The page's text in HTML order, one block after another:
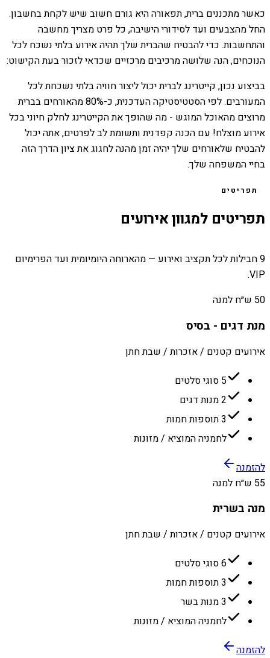
כאשר מתכננים ברית, תפאורה היא גורם חשוב שיש לקחת בחשבון.
החל מהצבעים ועד לסידורי הישיבה, כל פרט מצריך מחשבה
והתחשבות. כדי להבטיח שהברית שלך תהיה אירוע בלתי נשכח לכל
הנוכחים, הנה שלושה מרכיבים מרכזיים שכדאי לזכור בעת הקישוט:
בביצוע נכון, קייטרינג לברית יכול ליצור חוויה בלתי נשכחת לכל
המעורבים. לפי הסטטיסטיקה העדכנית, כ-80% מהאורחים בברית
מרוצים מהאוכל המוגש - מה שהופך את הקייטרינג לחלק חיוני בכל
אירוע מוצלח! עם הכנה קפדנית ותשומת לב לפרטים, אתה יכול
להבטיח שלאורחים שלך יהיה זמן מהנה לחגוג את ציון הדרך הזה
בחיי המשפחה שלך.
תפריטים
תפריטים למגוון אירועים
9 חבילות לכל תקציב ואירוע — מהארוחה היומיומית ועד הפרימיום
VIP.
50 ש״ח למנה
מנת דגים - בסיס
אירועים קטנים / אזכרות / שבת חתן
5 סוגי סלטים
2 מנות דגים
3 תוספות חמות
לחמניה המוציא / מזונות
להזמנה
55 ש״ח למנה
מנה בשרית
אירועים קטנים / אזכרות / שבת חתן
6 סוגי סלטים
3 תוספות חמות
3 מנות בשר
לחמניה המוציא / מזונות
להזמנה